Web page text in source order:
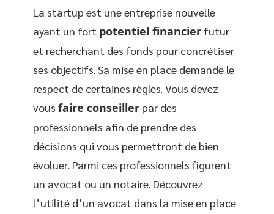
La startup est une entreprise nouvelle
ayant un fort potentiel financier futur
et recherchant des fonds pour concrétiser
ses objectifs. Sa mise en place demande le
respect de certaines règles. Vous devez
vous faire conseiller par des
professionnels afin de prendre des
décisions qui vous permettront de bien
évoluer. Parmi ces professionnels figurent
un avocat ou un notaire. Découvrez
l’utilité d’un avocat dans la mise en place